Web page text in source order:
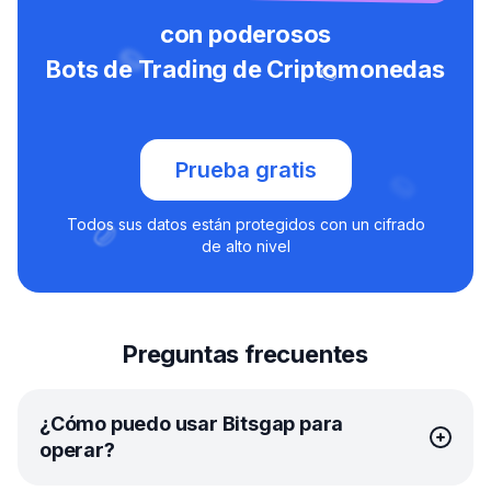
con poderosos
Bots de Trading de Criptomonedas
Prueba gratis
Todos sus datos están protegidos con un cifrado
de alto nivel
Preguntas frecuentes
¿Cómo puedo usar Bitsgap para
operar?